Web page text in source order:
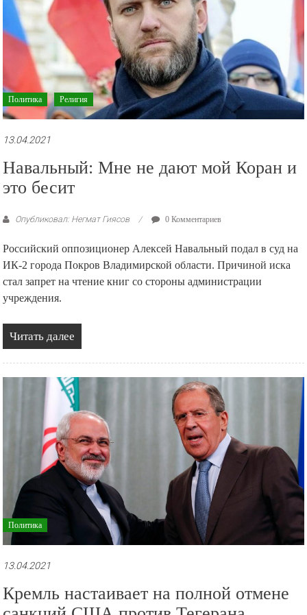
Политика Религия
13.04.2021
Навальный: Мне не дают мой Коран и
это бесит
Опубликовал: Негмат Гиясов 0 Комментариев
Российский оппозиционер Алексей Навальный подал в суд на
ИК-2 города Покров Владимирской области. Причиной иска
стал запрет на чтение книг со стороны администрации
учреждения.
Читать далее
Политика
13.04.2021
Кремль настаивает на полной отмене